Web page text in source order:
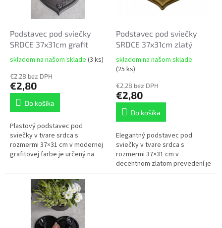
Podstavec pod sviečky
SRDCE 37x31cm grafit
Priemerné
produktu
je
5,0
hviezdičiek.
skladom na našom sklade (3 ks)
€2,28 bez DPH
€2,80
Do košíka
Plastový podstavec pod
sviečky v tvare srdca s
rozmermi 37×31 cm v modernej
grafitovej farbe je určený na
hroboch a pamätných miestach.
✔ odolný...
Podstavec pod sviečky
SRDCE 37x31cm zlatý
Priemerné
hodnotenie
produktu
je
5,0
5
hviezdičiek.
skladom na našom sklade
(25 ks)
€2,28 bez DPH
€2,80
Do košíka
Elegantný podstavec pod
sviečky v tvare srdca s
rozmermi 37×31 cm v
decentnom zlatom prevedení je
určený na umiestnenie sviečok